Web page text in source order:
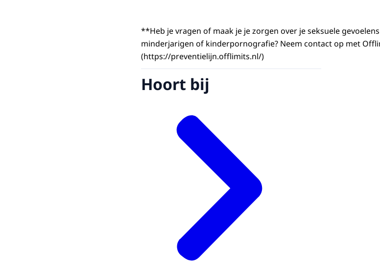
**Heb je vragen of maak je je zorgen over je seksuele
minderjarigen of kinderpornografie? Neem contact op met
(https://preventielijn.offlimits.nl/)
Hoort bij